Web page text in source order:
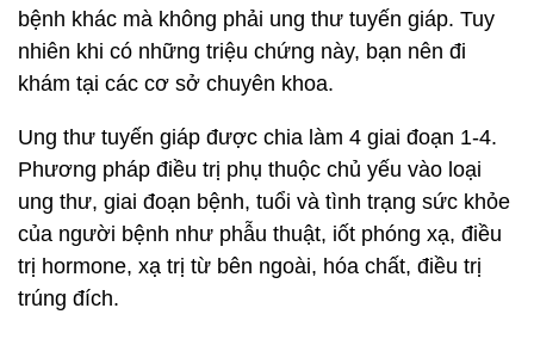
bệnh khác mà không phải ung thư tuyến giáp. Tuy
nhiên khi có những triệu chứng này, bạn nên đi
khám tại các cơ sở chuyên khoa.
Ung thư tuyến giáp được chia làm 4 giai đoạn 1-4.
Phương pháp điều trị phụ thuộc chủ yếu vào loại
ung thư, giai đoạn bệnh, tuổi và tình trạng sức khỏe
của người bệnh như phẫu thuật, iốt phóng xạ, điều
trị hormone, xạ trị từ bên ngoài, hóa chất, điều trị
trúng đích.